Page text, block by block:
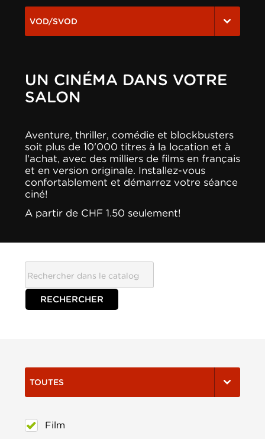
VOD/SVOD
UN CINÉMA DANS VOTRE
SALON
Aventure, thriller, comédie et blockbusters
soit plus de 10'000 titres à la location et à
l'achat, avec des milliers de films en français
et en version originale. Installez-vous
confortablement et démarrez votre séance
ciné!
A partir de CHF 1.50 seulement!
TOUTES
Film